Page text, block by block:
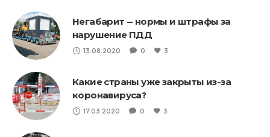
Негабарит — нормы и штрафы за
нарушение ПДД
13.08.2020 0 3
Какие страны уже закрыты из-за
коронавируса?
17.03.2020 0 3